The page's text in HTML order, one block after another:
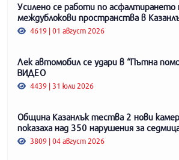
Усилено се работи по асфалтирането
междублокови пространства в
4619 | 01 август 2026
Лек автомобил се удари в “Пътна
ВИДЕО
4439 | 31 юли 2026
Община Казанлък тества 2 нови
показаха над 350 нарушения за
3809 | 04 август 2026